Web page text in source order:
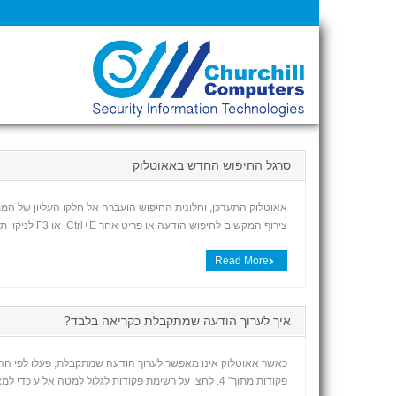
סרגל החיפוש החדש באאוטלוק
אאוטלוק התעדכן, וחלונית החיפוש הועברה אל חלקו העליון
צירוף המקשים לחיפוש הודעה או פריט אחר Ctrl+E או F3 לניקוי תוצאות החיפוש Esc להרחבת החיפוש כדי שיכלול את כל פריטי הדואר, כל פריטי לוח השנה או כל פרטי אנשי הקשר, […]
Read More
איך לערוך הודעה שמתקבלת כקריאה בלבד?
פקודות מתוך" 4. לחצו על רשימת פקודות לגלול למטה אל ע כדי למצוא את פקודות העריכה. (ניתן ללחוץ על ע במקלדת כדי לקפוץ מהר יותר) 5. מצאו ערוך הודעה ולחצו לחיצה […]